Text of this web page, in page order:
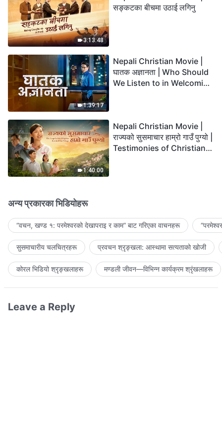
3:13:48
सङ्कटका बीचमा उठाई लगिनु
1:39:17
Nepali Christian Movie |
घातक अज्ञानता | Who Should
We Listen to in Welcoming
1:40:00
Nepali Christian Movie |
राज्यको सुसमाचार हाम्रो गाउँ पुग्यो |
Testimonies of Christians
अन्य प्रकारका भिडियोहरू
“वचन, खण्ड १: परमेश्‍वरको देखापराइ र काम” बाट गरिएका वाचनहरू
सुसमाचारीय चलचित्रहरू प्रवचन श्रृङ्खला: आस्थामा सत्यताको खोजी
कोरल भिडियो श्रृङ्खलाहरू मण्डली जीवन—विभिन्‍न कार्यक्रम श्रृंखलाहरू
Leave a Reply